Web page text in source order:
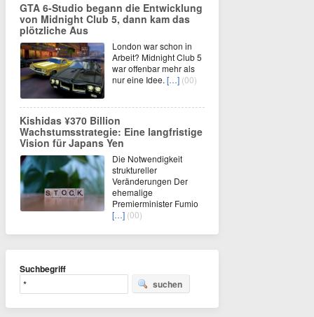
GTA 6-Studio begann die Entwicklung
von Midnight Club 5, dann kam das
plötzliche Aus
London war schon in
Arbeit? Midnight Club 5
war offenbar mehr als
nur eine Idee. […] (00)
Kishidas ¥370 Billion
Wachstumsstrategie: Eine langfristige
Vision für Japans Yen
Die Notwendigkeit
struktureller
Veränderungen Der
ehemalige
Premierminister Fumio
[…] (00)
Suchbegriff
suchen